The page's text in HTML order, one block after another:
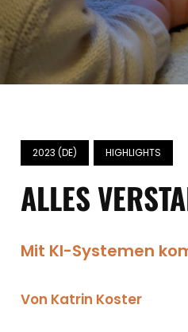
2023 (DE) HIGHLIGHTS
ALLES
Mit KI-Systemen
Von Katrin Koster